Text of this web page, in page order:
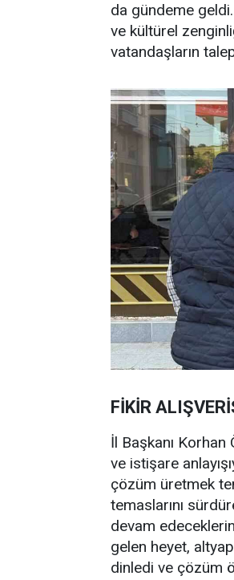
da gündeme
ve kültürel
vatandaşların
FİKİR
İl Başkanı Korhan
ve istişare
çözüm üretmek
temaslarını
devam
gelen heyet,
dinledi ve çözüm